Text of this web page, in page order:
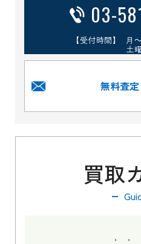
03-
【受付時間】 月
土
無料査
買取